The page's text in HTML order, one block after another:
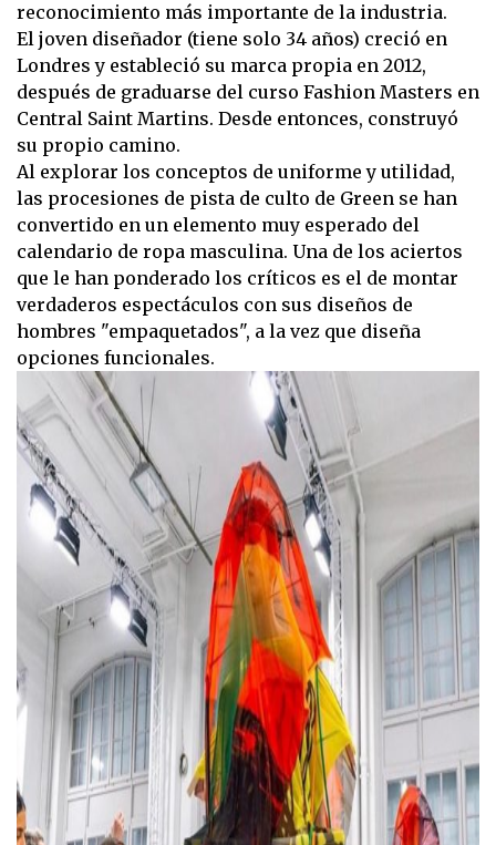
reconocimiento más importante de la industria.
El joven diseñador (tiene solo 34 años) creció en
Londres y estableció su marca propia en 2012,
después de graduarse del curso Fashion Masters en
Central Saint Martins. Desde entonces, construyó
su propio camino.
Al explorar los conceptos de uniforme y utilidad,
las procesiones de pista de culto de Green se han
convertido en un elemento muy esperado del
calendario de ropa masculina. Una de los aciertos
que le han ponderado los críticos es el de montar
verdaderos espectáculos con sus diseños de
hombres "empaquetados", a la vez que diseña
opciones funcionales.